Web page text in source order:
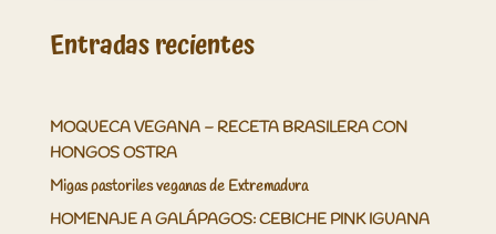
Entradas recientes
MOQUECA VEGANA – RECETA BRASILERA CON
HONGOS OSTRA
Migas pastoriles veganas de Extremadura
HOMENAJE A GALÁPAGOS: CEBICHE PINK IGUANA